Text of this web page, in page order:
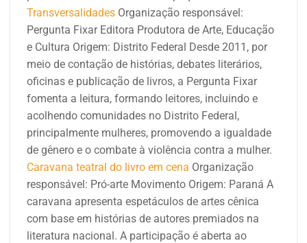
Transversalidades Organização responsável:
Pergunta Fixar Editora Produtora de Arte, Educação
e Cultura Origem: Distrito Federal Desde 2011, por
meio de contação de histórias, debates literários,
oficinas e publicação de livros, a Pergunta Fixar
fomenta a leitura, formando leitores, incluindo e
acolhendo comunidades no Distrito Federal,
principalmente mulheres, promovendo a igualdade
de gênero e o combate à violência contra a mulher.
Caravana teatral do livro em cena Organização
responsável: Pró-arte Movimento Origem: Paraná A
caravana apresenta espetáculos de artes cênica
com base em histórias de autores premiados na
literatura nacional. A participação é aberta ao